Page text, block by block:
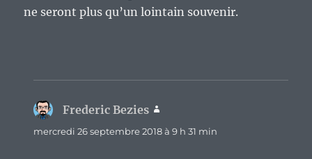
ne seront plus qu’un lointain souvenir.
Frederic Bezies
mercredi 26 septembre 2018 à 9 h 31 min